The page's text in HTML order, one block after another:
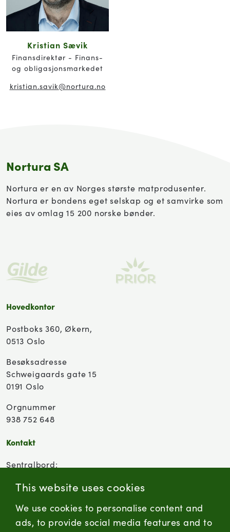
This website uses cookies
We use cookies to personalise content and
ads, to provide social media features and to
Kristian Sævik
Finansdirektør - Finans-
og obligasjonsmarkedet
kristian.savik@nortura.no
Nortura SA
Nortura er en av Norges største matprodusenter.
Nortura er bondens eget selskap og et samvirke som
eies av omlag 15 200 norske bønder.
Hovedkontor
Postboks 360, Økern,
0513 Oslo
Besøksadresse
Schweigaards gate 15
0191 Oslo
Orgnummer
938 752 648
Kontakt
Sentralbord:
Kontaktskjema